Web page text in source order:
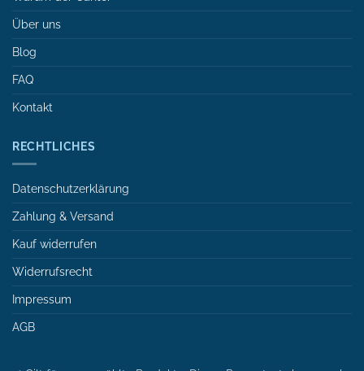
Über uns
Blog
FAQ
Kontakt
RECHTLICHES
Datenschutzerklärung
Zahlung & Versand
Kauf widerrufen
Widerrufsrecht
Impressum
AGB